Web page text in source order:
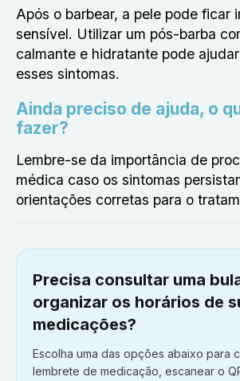
Após o barbear, a pele pode ficar
sensível. Utilizar um pós-barba
calmante e hidratante pode
esses sintomas.
Ainda preciso de ajuda, o
fazer?
Lembre-se da importância de
médica caso os sintomas
orientações corretas para o
Precisa consultar uma
organizar os horários de
medicações?
Escolha uma das opções abaixo para
lembrete de medicação, escanear o